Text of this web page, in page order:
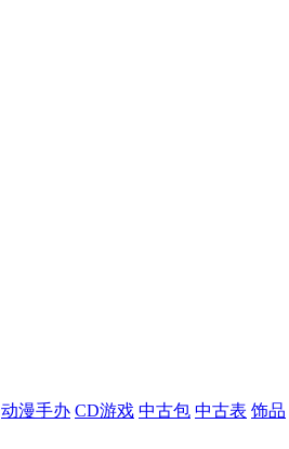
动漫手办 CD游戏 中古包 中古表 饰品